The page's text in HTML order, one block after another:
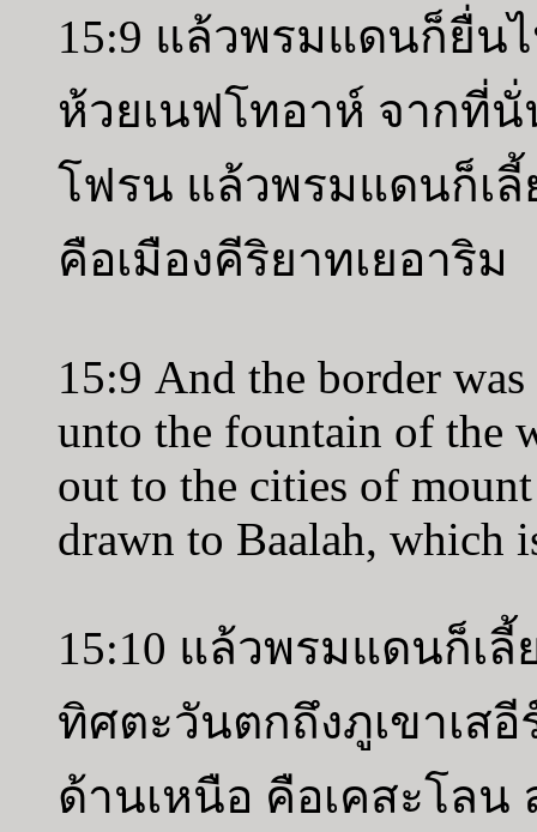
15:9 แล้วพรมแดนก็ยื่น
ห้วยเนฟโทอาห์ จากที่นั่
โฟรน แล้วพรมแดนก็เลี้
คือเมืองคีริยาทเยอาริม
15:9 And the border
unto the fountain of the
out to the cities of
drawn to Baalah, which
15:10 แล้วพรมแดนก็เ
ทิศตะวันตกถึงภูเขาเส
ด้านเหนือ คือเคสะโลน